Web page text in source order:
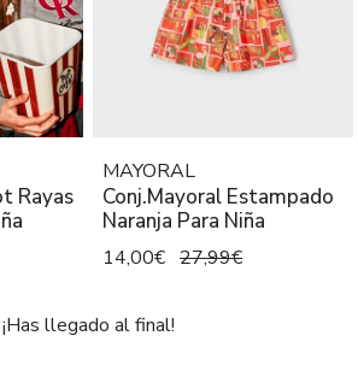
Rayas
MAYORAL
Conj.Mayoral Estampado
Naranja Para Niña
14,00€ 27,99€
¡Has llegado al final!